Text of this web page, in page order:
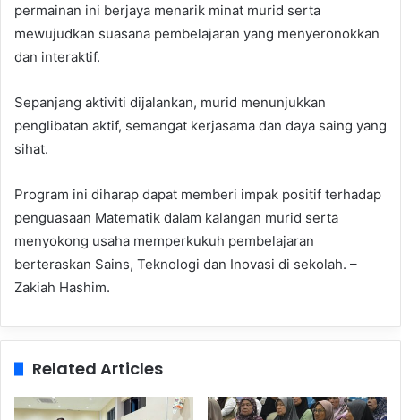
permainan ini berjaya menarik minat murid serta
mewujudkan suasana pembelajaran yang menyeronokkan
dan interaktif.
Sepanjang aktiviti dijalankan, murid menunjukkan
penglibatan aktif, semangat kerjasama dan daya saing yang
sihat.
Program ini diharap dapat memberi impak positif terhadap
penguasaan Matematik dalam kalangan murid serta
menyokong usaha memperkukuh pembelajaran
berteraskan Sains, Teknologi dan Inovasi di sekolah. –
Zakiah Hashim.
Related Articles